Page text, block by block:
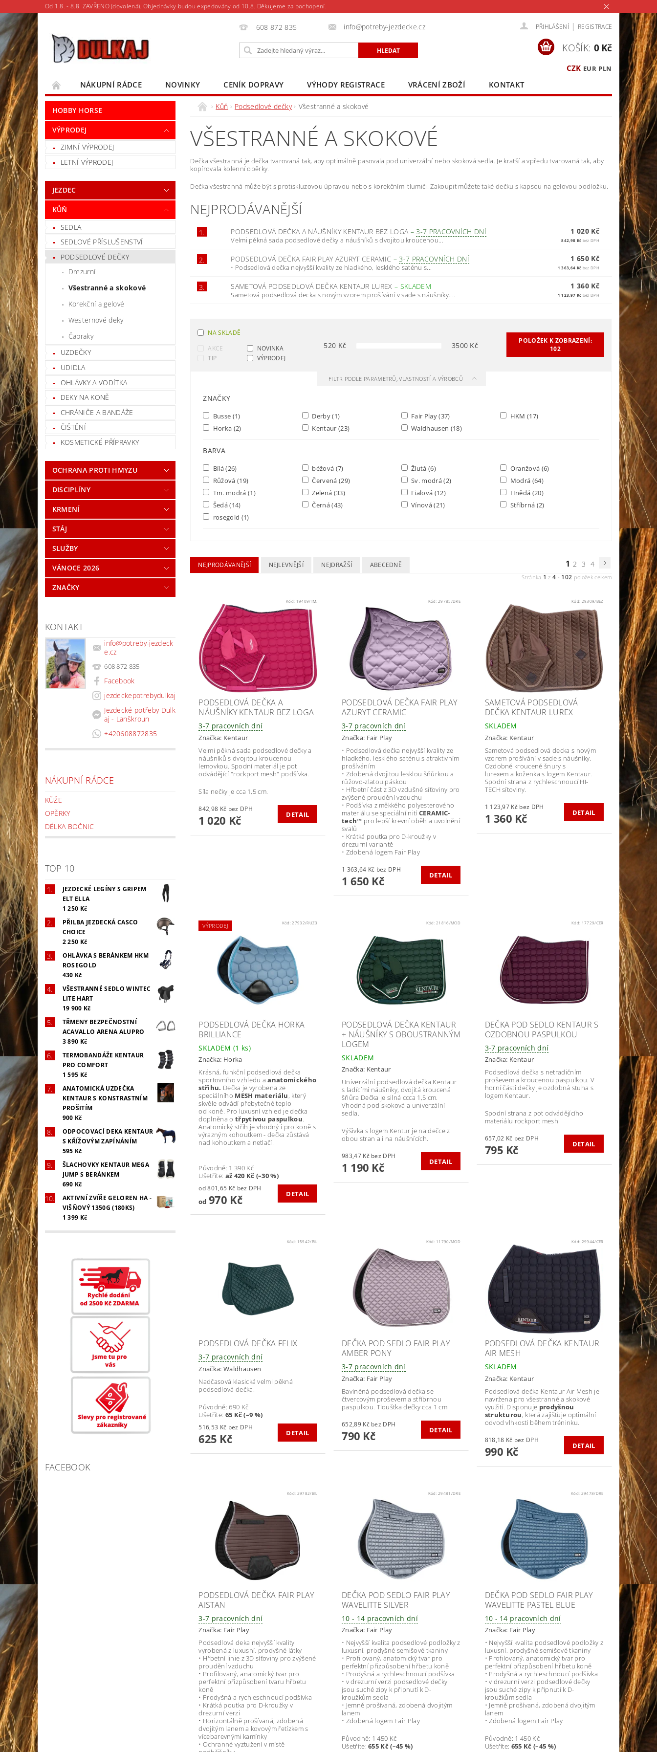
Od 1.8. - 8.8. ZAVŘENO (dovolená). Objednávky budou expedovány od 10.8. Děkujeme za pochopení.
608 872 835 info@potreby-jezdecke.cz PŘIHLÁŠENÍ | REGISTRACE
CZK EUR PLN
KOŠÍK: 0 Kč
NÁKUPNÍ RÁDCE NOVINKY CENÍK DOPRAVY VÝHODY REGISTRACE VRÁCENÍ ZBOŽÍ
KONTAKT
MOJE OBJEDNÁVKA
HOBBY HORSE
VÝPRODEJ
ZIMNÍ VÝPRODEJ
LETNÍ VÝPRODEJ
JEZDEC
KŮŇ
SEDLA
SEDLOVÉ PŘÍSLUŠENSTVÍ
PODSEDLOVÉ DEČKY
Drezurní
Všestranné a skokové
Korekční a gelové
Westernové deky
Čabraky
UZDEČKY
UDIDLA
OHLÁVKY A VODÍTKA
DEKY NA KONĚ
CHRÁNIČE A BANDÁŽE
ČIŠTĚNÍ
KOSMETICKÉ PŘÍPRAVKY
OCHRANA PROTI HMYZU
DISCIPLÍNY
KRMENÍ
STÁJ
SLUŽBY
VÁNOCE 2026
ZNAČKY
KONTAKT
info@potreby-jezdeck
e.cz
608 872 835
Facebook
jezdeckepotrebydulkaj
Jezdecké potřeby Dulk
aj - Lanškroun
+420608872835
NÁKUPNÍ RÁDCE
KŮŽE
OPĚRKY
DÉLKA BOČNIC
TOP 10
JEZDECKÉ LEGÍNY S GRIPEM
ELT ELLA
1 250 Kč
PŘILBA JEZDECKÁ CASCO
CHOICE
2 250 Kč
OHLÁVKA S BERÁNKEM HKM
ROSEGOLD
430 Kč
VŠESTRANNÉ SEDLO WINTEC
LITE HART
19 900 Kč
TŘMENY BEZPEČNOSTNÍ
ACAVALLO ARENA ALUPRO
3 890 Kč
TERMOBANDÁŽE KENTAUR
PRO COMFORT
1 595 Kč
ANATOMICKÁ UZDEČKA
KENTAUR S KONSTRASTNÍM
PROŠITÍM
900 Kč
ODPOCOVACÍ DEKA KENTAUR
S KŘÍŽOVÝM ZAPÍNÁNÍM
595 Kč
ŠLACHOVKY KENTAUR MEGA
JUMP S BERÁNKEM
690 Kč
AKTIVNÍ ZVÍŘE GELOREN HA -
VIŠŇOVÝ 1350G (180KS)
1 399 Kč
FACEBOOK
Kůň Podsedlové dečky Všestranné a skokové
VŠESTRANNÉ A SKOKOVÉ
Dečka všestranná je dečka tvarovaná tak, aby optimálně pasovala pod univerzální nebo skoková sedla. Je kratší a vpředu tvarovaná tak, aby
kopírovala kolenní opěrky.
Dečka všestranná může být s protiskluzovou úpravou nebo s korekčními tlumiči. Zakoupit můžete také dečku s kapsou na gelovou podložku.
NEJPRODÁVANĚJŠÍ
1. PODSEDLOVÁ DEČKA A NÁUŠNÍKY KENTAUR BEZ LOGA – 3-7 PRACOVNÍCH DNÍ
Velmi pěkná sada podsedlové dečky a náušníků s dvojitou kroucenou...
1 020 Kč
842,98 Kč bez DPH
2. PODSEDLOVÁ DEČKA FAIR PLAY AZURYT CERAMIC – 3-7 PRACOVNÍCH DNÍ
• Podsedlová dečka nejvyšší kvality ze hladkého, lesklého saténu s...
1 650 Kč
1 363,64 Kč bez DPH
3. SAMETOVÁ PODSEDLOVÁ DEČKA KENTAUR LUREX– SKLADEM
Sametová podsedlová decka s novým vzorem prošívání v sade s náušníky....
1 360 Kč
1 123,97 Kč bez DPH
NA SKLADĚ
AKCE
NOVINKA
TIP
VÝPRODEJ
520 Kč 3500 Kč
POLOŽEK K ZOBRAZENÍ:
102
FILTR PODLE PARAMETRŮ, VLASTNOSTÍ A VÝROBCŮ
ZNAČKY
Busse (1) Derby(1) Fair Play(37) HKM(17)
Horka (2) Kentaur (23) Waldhausen (18)
BARVA
Bílá(26) béžová (7) Žlutá(6) Oranžová (6)
Růžová (19) Červená (29) Sv. modrá(2) Modrá (64)
Tm. modrá (1) Zelená (33) Fialová (12) Hnědá (20)
Šedá(14) Černá(43) Vínová(21) Stříbrná (2)
rosegold (1)
NEJPRODÁVANĚJŠÍ NEJLEVNĚJŠÍ NEJDRAŽŠÍ ABECEDNĚ 1 2 3 4
Stránka 1 z4 - 102 položek celkem
Kód: 19409/TM.
PODSEDLOVÁ DEČKA A
NÁUŠNÍKY KENTAUR BEZ LOGA
3-7 pracovních dní
Značka: Kentaur
Velmi pěkná sada podsedlové dečky a
náušníků s dvojitou kroucenou
lemovkou. Spodní materiál je pot
odvádějící "rockport mesh" podšívka.
Síla nečky je cca 1,5 cm.
842,98 Kč bez DPH
1 020 Kč DETAIL
Kód:29785/DRE
PODSEDLOVÁ DEČKA FAIR PLAY
AZURYT CERAMIC
3-7 pracovních dní
Značka: Fair Play
• Podsedlová dečka nejvyšší kvality ze
hladkého, lesklého saténu s atraktivním
prošíváním
• Zdobená dvojitou lesklou šňůrkou a
růžovo-zlatou páskou
• Hřbetní část z 3D vzdušné síťoviny pro
zvýšené proudění vzduchu
• Podšívka z měkkého polyesterového
materiálu se speciální nití CERAMIC-
tech™ pro lepší krevní oběh a uvolnění
svalů
• Krátká poutka pro D-kroužky v
drezurní variantě
• Zdobená logem Fair Play
1 363,64 Kč bez DPH
1 650 Kč DETAIL
Kód: 29309/BEZ
SAMETOVÁ PODSEDLOVÁ
DEČKA KENTAUR LUREX
SKLADEM
Značka: Kentaur
Sametová podsedlová decka s novým
vzorem prošívání v sade s náušníky.
Ozdobné kroucené šnury s
lurexem a koženka s logem Kentaur.
Spodní strana z rychleschnoucí HI-
TECH sítoviny.
1 123,97 Kč bez DPH
1 360 Kč DETAIL
VÝPRODEJ Kód:27932/RUZ3
PODSEDLOVÁ DEČKA HORKA
BRILLIANCE
SKLADEM (1 ks)
Značka: Horka
Krásná, funkční podsedlová dečka
sportovního vzhledu aanatomického
střihu. Dečka je vyrobena ze
speciálního MESH materiálu, který
skvěle odvádí přebytečné teplo
od koně. Pro luxusní vzhled je dečka
doplněna o třpytivou paspulkou.
Anatomický střih je vhodný i pro koně s
výrazným kohoutkem - dečka zůstává
nad kohoutkem a netlačí.
Původně: 1 390 Kč
Ušetříte: až 420 Kč (–30 %)
od 801,65 Kč bez DPH
od970 Kč DETAIL
Kód:21816/MOD
PODSEDLOVÁ DEČKA KENTAUR
+ NÁUŠNÍKY S OBOUSTRANNÝM
LOGEM
SKLADEM
Značka: Kentaur
Univerzální podsedlová dečka Kentaur
s ladícími náušníky, dvojitá kroucená
šňůra.Dečka je silná ccca 1,5 cm.
Vhodná pod skoková a univerzální
sedla.
Výšivka s logem Kentur je na dečce z
obou stran a i na náušnících.
983,47 Kč bez DPH
1 190 Kč DETAIL
Kód: 17729/CER
DEČKA POD SEDLO KENTAUR S
OZDOBNOU PASPULKOU
3-7 pracovních dní
Značka: Kentaur
Podsedlová dečka s netradičním
proševem a kroucenou paspulkou. V
horní části dečky je ozdobná stuha s
logem Kentaur.
Spodní strana z pot odvádějícího
materiálu rockport mesh.
657,02 Kč bez DPH
795 Kč DETAIL
Kód: 15542/BIL
PODSEDLOVÁ DEČKA FELIX
3-7 pracovních dní
Značka: Waldhausen
Nadčasová klasická velmi pěkná
podsedlová dečka.
Původně:690 Kč
Ušetříte: 65 Kč (–9 %)
516,53 Kč bez DPH
625 Kč DETAIL
Kód: 11790/MOD
DEČKA POD SEDLO FAIR PLAY
AMBER PONY
3-7 pracovních dní
Značka: Fair Play
Bavlněná podsedlová dečka se
čtvercovým proševem a stříbrnou
paspulkou. Tloušťka dečky cca 1 cm.
652,89 Kč bez DPH
790 Kč DETAIL
Kód: 29944/CER
PODSEDLOVÁ DEČKA KENTAUR
AIR MESH
SKLADEM
Značka: Kentaur
Podsedlová dečka Kentaur Air Mesh je
navržena pro všestranné a skokové
využití. Disponuje prodyšnou
strukturou, která zajišťuje optimální
odvod vlhkosti během tréninku.
818,18 Kč bez DPH
990 Kč DETAIL
Kód: 29782/BIL
PODSEDLOVÁ DEČKA FAIR PLAY
AISTAN
3-7 pracovních dní
Značka: Fair Play
Podsedlová deka nejvyšší kvality
vyrobená z luxusní, prodyšné látky
• Hřbetní linie z 3D síťoviny pro zvýšené
proudění vzduchu
• Profilovaný, anatomický tvar pro
perfektní přizpůsobení tvaru hřbetu
koně
• Prodyšná a rychleschnoucí podšívka
• Krátká poutka pro D-kroužky v
drezurní verzi
• Horizontálně prošívaná, zdobená
dvojitým lanem a kovovým řetízkem s
vícebarevnými kamínky
• Ochranné vyztužení v místě
Kód:29481/DRE
DEČKA POD SEDLO FAIR PLAY
WAVELITTE SILVER
10 - 14 pracovních dní
Značka: Fair Play
• Nejvyšší kvalita podsedlové podložky z
luxusní, prodyšné semišové tkaniny
• Profilovaný, anatomický tvar pro
perfektní přizpůsobení hřbetu koně
• Prodyšná a rychleschnoucí podšívka
• v drezurní verzi podsedlové dečky
jsou suché zipy k připnutí k D-
kroužkům sedla
• Jemně prošívaná, zdobená dvojitým
lanem
• Zdobená logem Fair Play
Původně: 1 450 Kč
Ušetříte:655 Kč (–45 %)
Kód: 29478/DRE
DEČKA POD SEDLO FAIR PLAY
WAVELITTE PASTEL BLUE
10 - 14 pracovních dní
Značka: Fair Play
• Nejvyšší kvalita podsedlové podložky z
luxusní, prodyšné semišové tkaniny
• Profilovaný, anatomický tvar pro
perfektní přizpůsobení hřbetu koně
• Prodyšná a rychleschnoucí podšívka
• v drezurní verzi podsedlové dečky
jsou suché zipy k připnutí k D-
kroužkům sedla
• Jemně prošívaná, zdobená dvojitým
lanem
• Zdobená logem Fair Play
Původně: 1 450 Kč
Ušetříte: 655 Kč (–45 %)